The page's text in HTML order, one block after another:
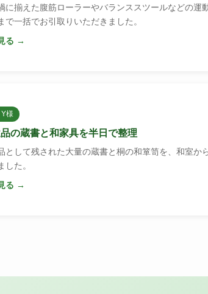
に揃えた腹筋ローラーやバランススツールなどの運
で一括でお引取りいただきました。
る →
様
の蔵書と和家具を半日で整理
として残された大量の蔵書と桐の和箪笥を、和室か
した。
る →